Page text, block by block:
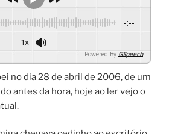
-:--
1x
Powered By GSpeech
no dia 28 de abril de 2006, de um
antes da hora, hoje ao ler vejo o